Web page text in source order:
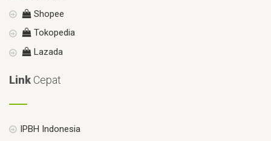
Shopee
Tokopedia
Lazada
Link Cepat
IPBH Indonesia